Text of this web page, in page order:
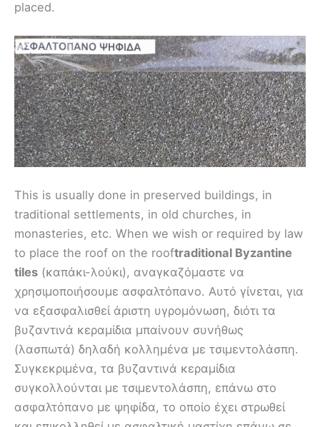
placed.
This is usually done in preserved buildings, in
traditional settlements, in old churches, in
monasteries, etc. When we wish or required by law
to place the roof on the rooftraditional Byzantine
tiles (καπάκι-λούκι), αναγκαζόμαστε να
χρησιμοποιήσουμε ασφαλτόπανο. Αυτό γίνεται, για
να εξασφαλισθεί άριστη υγρομόνωση, διότι τα
βυζαντινά κεραμίδια μπαίνουν συνήθως
(λασπωτά) δηλαδή κολλημένα με τσιμεντολάσπη.
Συγκεκριμένα, τα βυζαντινά κεραμίδια
συγκολλούνται με τσιμεντολάσπη, επάνω στο
ασφαλτόπανο με ψηφίδα, το οποίο έχει στρωθεί